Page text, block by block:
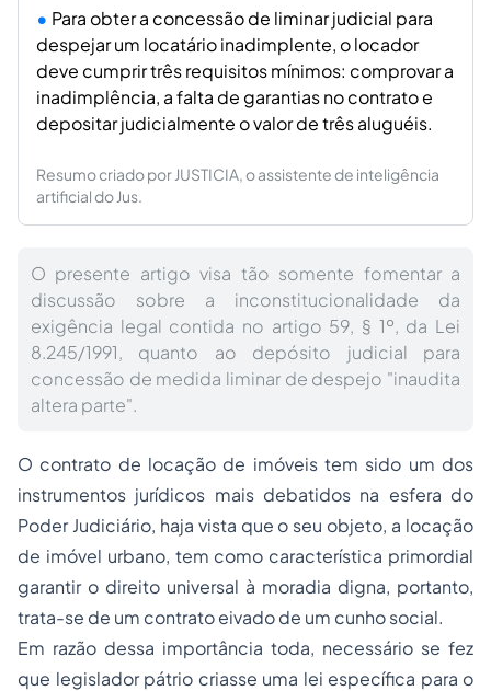
Para obter a concessão de liminar judicial para
despejar um locatário inadimplente, o locador
deve cumprir três requisitos mínimos: comprovar a
inadimplência, a falta de garantias no contrato e
depositar judicialmente o valor de três aluguéis.
Resumo criado por JUSTICIA, o assistente de inteligência
artificial do Jus.
O presente artigo visa tão somente fomentar a
discussão sobre a inconstitucionalidade da
exigência legal contida no artigo 59, § 1º, da Lei
8.245/1991, quanto ao depósito judicial para
concessão de medida liminar de despejo "inaudita
altera parte".
O contrato de locação de imóveis tem sido um dos
instrumentos jurídicos mais debatidos na esfera do
Poder Judiciário, haja vista que o seu objeto, a locação
de imóvel urbano, tem como característica primordial
garantir o direito universal à moradia digna, portanto,
trata-se de um contrato eivado de um cunho social.
Em razão dessa importância toda, necessário se fez
que legislador pátrio criasse uma lei específica para o